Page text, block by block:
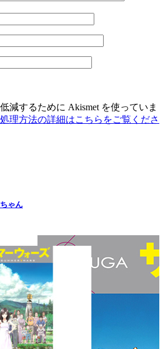
減するために Akismet を使っていま
理方法の詳細はこちらをご覧くださ
ゃん